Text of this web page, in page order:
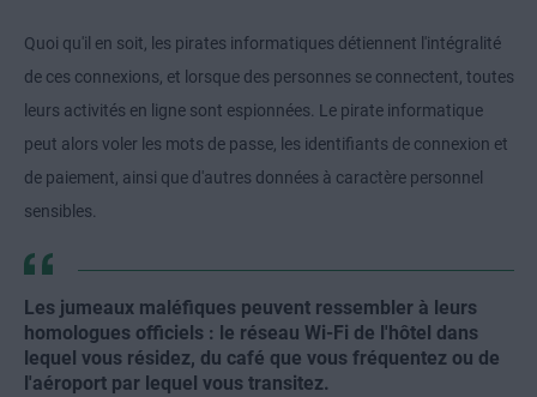
Quoi qu'il en soit, les pirates informatiques détiennent l'intégralité
de ces connexions, et lorsque des personnes se connectent, toutes
leurs activités en ligne sont espionnées. Le pirate informatique
peut alors voler les mots de passe, les identifiants de connexion et
de paiement, ainsi que d'autres données à caractère personnel
sensibles.
Les jumeaux maléfiques peuvent ressembler à leurs
homologues officiels : le réseau Wi-Fi de l'hôtel dans
lequel vous résidez, du café que vous fréquentez ou de
l'aéroport par lequel vous transitez.